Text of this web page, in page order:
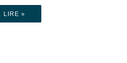
LIRE »